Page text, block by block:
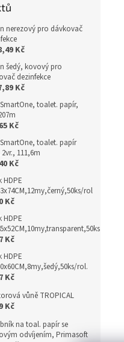
nerezový pro dávkovač
Kč
šedý, kovový pro
dezinfekce
Kč
toalet. papír,
Kč
toalet. papír
111,6m
Kč
HDPE
rol
Kč
HDPE
Kč
HDPE
rol.
Kč
vůně TROPICAL
Kč
na toal. papír se
odvíjením, Primasoft